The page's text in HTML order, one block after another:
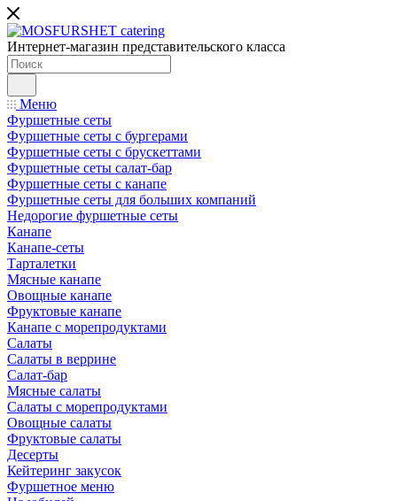
Интернет-магазин представительского класса
Меню
Фуршетные сеты
Фуршетные сеты с бургерами
Фуршетные сеты с брускеттами
Фуршетные сеты салат-бар
Фуршетные сеты с канапе
Фуршетные сеты для больших компаний
Недорогие фуршетные сеты
Канапе
Канапе-сеты
Тарталетки
Мясные канапе
Овощные канапе
Фруктовые канапе
Канапе с морепродуктами
Салаты
Салаты в веррине
Салат-бар
Мясные салаты
Салаты с морепродуктами
Овощные салаты
Фруктовые салаты
Десерты
Кейтеринг закусок
Фуршетное меню